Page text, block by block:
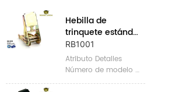
Hebilla de
trinquete estándar
de 1 "
RB1001
Atributo Detalles
Número de modelo
RB1001 Lugar de